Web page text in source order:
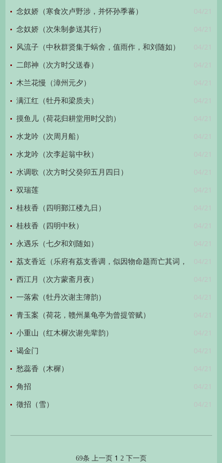
04/21
念奴娇（寒食次卢野涉，并怀孙季蕃）
04/21
念奴娇（次朱制参送其行）
04/21
风流子（中秋群贤集于蜗舍，值雨作，和刘随如）
04/21
二郎神（次方时父送春）
04/21
木兰花慢（漳州元夕）
04/21
满江红（牡丹和梁质夫）
04/21
摸鱼儿（荷花归耕堂用时父韵）
04/21
水龙吟（次周月船）
04/21
水龙吟（次李起翁中秋）
04/21
水调歌（次方时父癸卯五月四日）
04/21
双瑞莲
04/21
桂枝香（四明鄞江楼九日）
04/21
桂枝香（四明中秋）
04/21
永遇乐（七夕和刘随如）
04/21
荔支香近（乐府有荔支香调，似因物命题而亡其词，
辄为补赋） 04/21
西江月（次方蒙斋月夜）
04/21
一落索（牡丹次谢主簿韵）
04/21
青玉案（荷花，赣州巢龟亭为曾提管赋）
04/21
小重山（红木樨次谢先辈韵）
04/21
谒金门
04/21
愁蕊香（木樨）
04/21
角招
04/21
徵招（雪）
69条 上一页 1 2 下一页